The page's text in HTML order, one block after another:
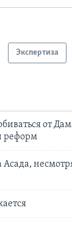
Экспертиза
от
реформ